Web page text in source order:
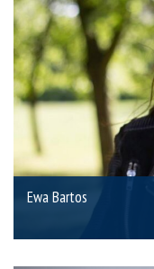
Ewa Bartos